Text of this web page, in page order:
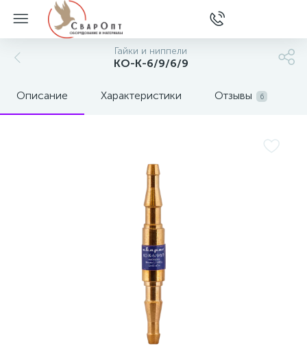
Гайки и ниппели
КО-К-6/9/6/9
Описание Характеристики Отзывы 6